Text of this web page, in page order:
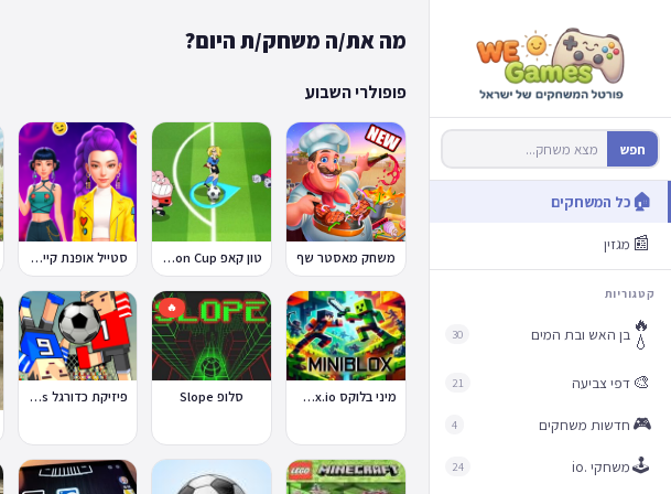
חפש
🏠 כל המשחקים
📰 מגזין
קטגוריות
🔥
💧 בן האש ובת המים 30
🎨 דפי צביעה 21
🎮 חדשות משחקים 4
🕹️משחקי .io 24
מה את/ה משחק/ת היום?
פופולרי השבוע
משחק מאסטר שף טון קאפ Toon Cup סטייל אופנת קיי-פופ
מיני בלוקס Miniblox.io
🔥
סלופ Slope
פיזיקת כדורגל Soccer Physics